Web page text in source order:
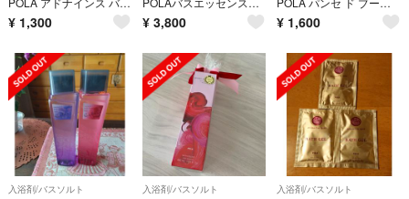
¥ 1,300 ¥ 3,800 ¥ 1,600
入浴剤/バスソルト 入浴剤/バスソルト 入浴剤/バスソルト